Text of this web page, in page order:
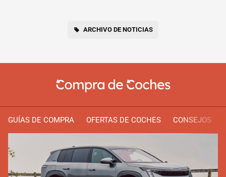
ARCHIVO DE NOTICIAS
GUÍAS DE COMPRA OFERTAS DE COCHES CONSEJOS